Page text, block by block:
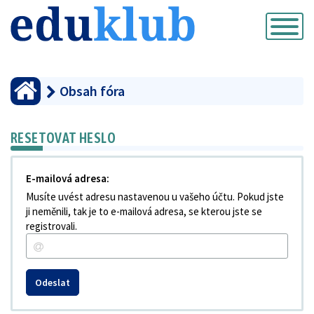
Přepnout
navigaci
Obsah fóra
RESETOVAT HESLO
E-mailová adresa:
Musíte uvést adresu nastavenou u vašeho účtu. Pokud jste
ji neměnili, tak je to e-mailová adresa, se kterou jste se
registrovali.
Odeslat